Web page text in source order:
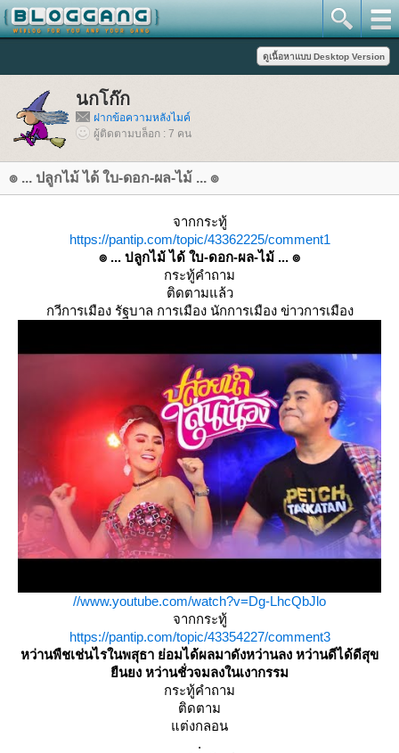
นกโก๊ก
ฝากข้อความหลังไมค์
ผู้ติดตามบล็อก : 7 คน
๏ ... ปลูกไม้ ได้ ใบ-ดอก-ผล-ไม้ ... ๏
จากกระทู้
https://pantip.com/topic/43362225/comment1
๏ ... ปลูกไม้ ได้ ใบ-ดอก-ผล-ไม้ ... ๏
กระทู้คำถาม
ติดตามแล้ว
กวีการเมือง รัฐบาล การเมือง นักการเมือง ข่าวการเมือง
//www.youtube.com/watch?v=Dg-LhcQbJlo
จากกระทู้
https://pantip.com/topic/43354227/comment3
หว่านพืชเช่นไรในพสุธา ย่อมได้ผลมาดังหว่านลง หว่านดีได้ดีสุข
ืนยง หว่านชั่วจมลงในเงากรรม
กระทู้คำถาม
ติดตาม
ต่งกลอน
.